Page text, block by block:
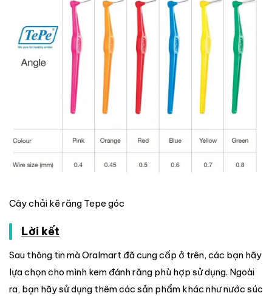
Cây chải kẽ răng Tepe góc
Lời kết
Sau thông tin mà Oralmart đã cung cấp ở trên, các bạn hãy
lựa chọn cho mình kem đánh răng phù hợp sử dụng. Ngoài
ra, bạn hãy sử dụng thêm các sản phẩm khác như nước súc